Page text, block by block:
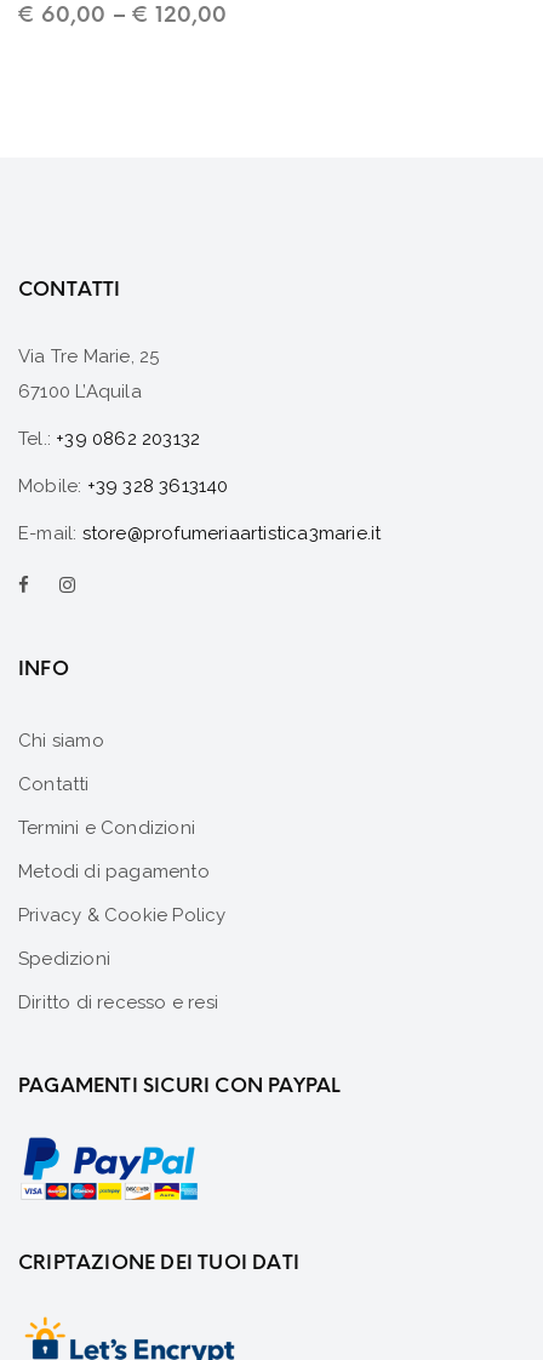
€ 60,00 –€ 120,00
CONTATTI
Via Tre Marie, 25
67100 L’Aquila
Tel.: +39 0862 203132
Mobile: +39 328 3613140
E-mail: store@profumeriaartistica3marie.it
INFO
Chi siamo
Contatti
Termini e Condizioni
Metodi di pagamento
Privacy & Cookie Policy
Spedizioni
Diritto di recesso e resi
PAGAMENTI SICURI CON PAYPAL
CRIPTAZIONE DEI TUOI DATI